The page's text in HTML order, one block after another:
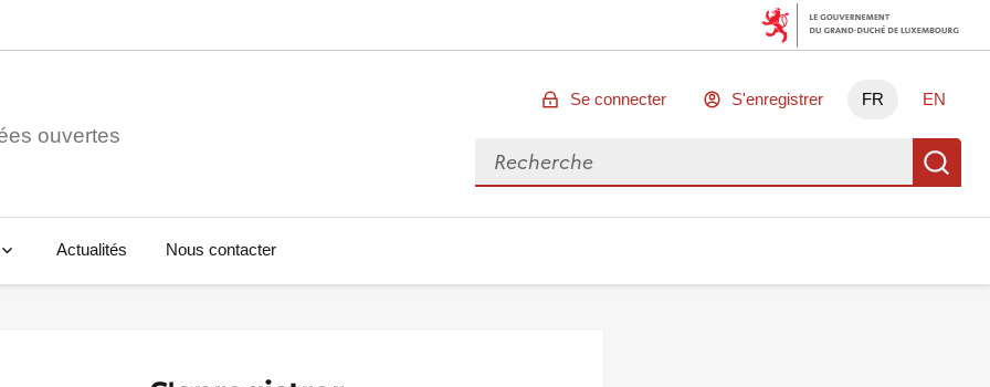
ouvertes
Se connecter S'enregistrer FR EN
Rechercher des données
Actualités Nous contacter